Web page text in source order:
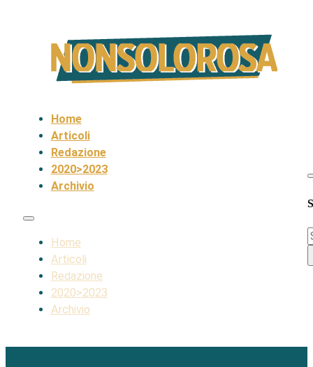
Home
Articoli
Redazione
2020>2023
Archivio
Home
Articoli
Redazione
2020>2023
Archivio